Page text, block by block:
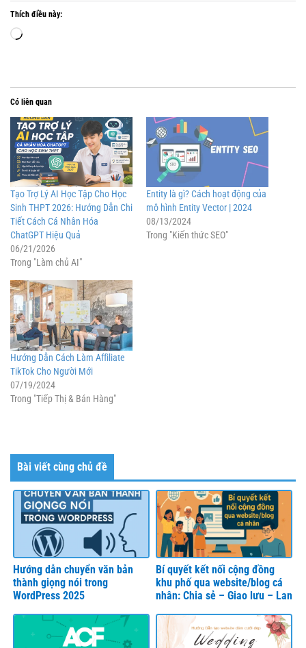
Thích điều này:
Đang
Có liên quan
Tạo Trợ Lý AI Học Tập Cho Học
Sinh THPT 2026: Hướng Dẫn Chi
Tiết Cách Cá Nhân Hóa
ChatGPT Hiệu Quả
06/21/2026
Trong "Làm chủ AI"
Entity là gì? Cách hoạt động của
mô hình Entity Vector | 2024
08/13/2024
Trong "Kiến thức SEO"
Hướng Dẫn Cách Làm Affiliate
TikTok Cho Người Mới
07/19/2024
Trong "Tiếp Thị & Bán Hàng"
Bài viết cùng chủ đề
Hướng dẫn chuyển văn bản
thành giọng nói trong
WordPress 2025
Bí quyết kết nối cộng đồng
khu phố qua website/blog cá
nhân: Chia sẻ – Giao lưu – Lan